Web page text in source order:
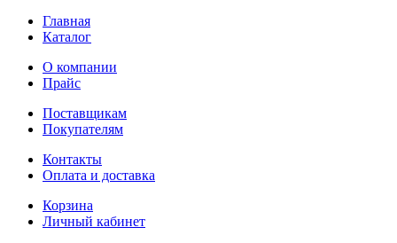
Главная
Каталог
О компании
Прайс
Поставщикам
Покупателям
Контакты
Оплата и доставка
Корзина
Личный кабинет